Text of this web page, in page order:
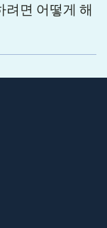
려면 어떻게 해